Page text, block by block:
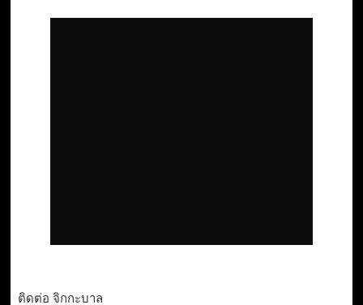
ติดต่อ จิกกะบาล